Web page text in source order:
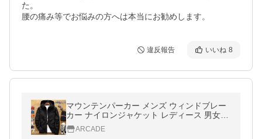
た。
腰の痛み等でお悩みの方へは本当にお勧めします。
違反報告 いいね 8
マウンテンパーカー メンズ ウィンドブレー
カー ナイロンジャケット レディース 男女兼
用 小さいサイズ 大きいサイズ XS S M L XL
XXL 3XL 4XL 5XL 6XL/爆買
ARCADE